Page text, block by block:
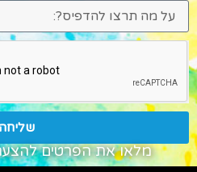
שליחה
מלאו את הפרטים